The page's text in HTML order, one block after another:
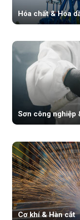
Hóa chất & Hóa
Sơn công nghiệp
Cơ khí & Hàn cắt